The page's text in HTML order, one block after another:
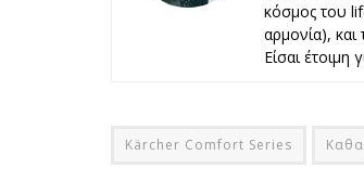
κόσμος του
αρμονία), και
Είσαι έτοιμη
Kärcher Comfort Series